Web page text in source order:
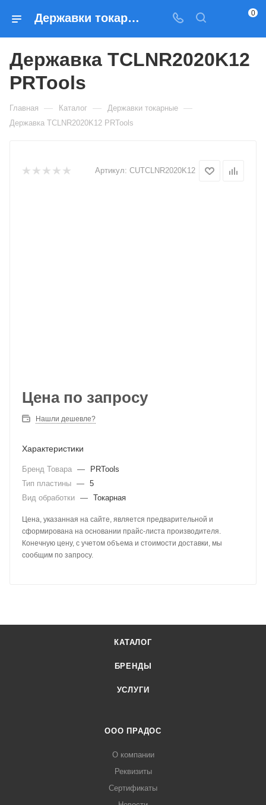
Державки токарные Державка TCLNR2020K12 PRTools — купить по выгодным ценам в Москве 0
Державка TCLNR2020K12
PRTools
Главная — Каталог — Державки токарные —
Державка TCLNR2020K12 PRTools
Артикул: CUTCLNR2020K12
Цена по запросу
Нашли дешевле?
Характеристики
Бренд Товара —
PRTools
Тип пластины — 5
Вид обработки — Токарная
Цена, указанная на сайте, является предварительной и
сформирована на основании прайс-листа производителя.
Конечную цену, с учетом объема и стоимости доставки, мы
сообщим по запросу.
КАТАЛОГ
БРЕНДЫ
УСЛУГИ
ООО ПРАДОС
О компании
Реквизиты
Сертификаты